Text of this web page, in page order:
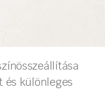
és különleges